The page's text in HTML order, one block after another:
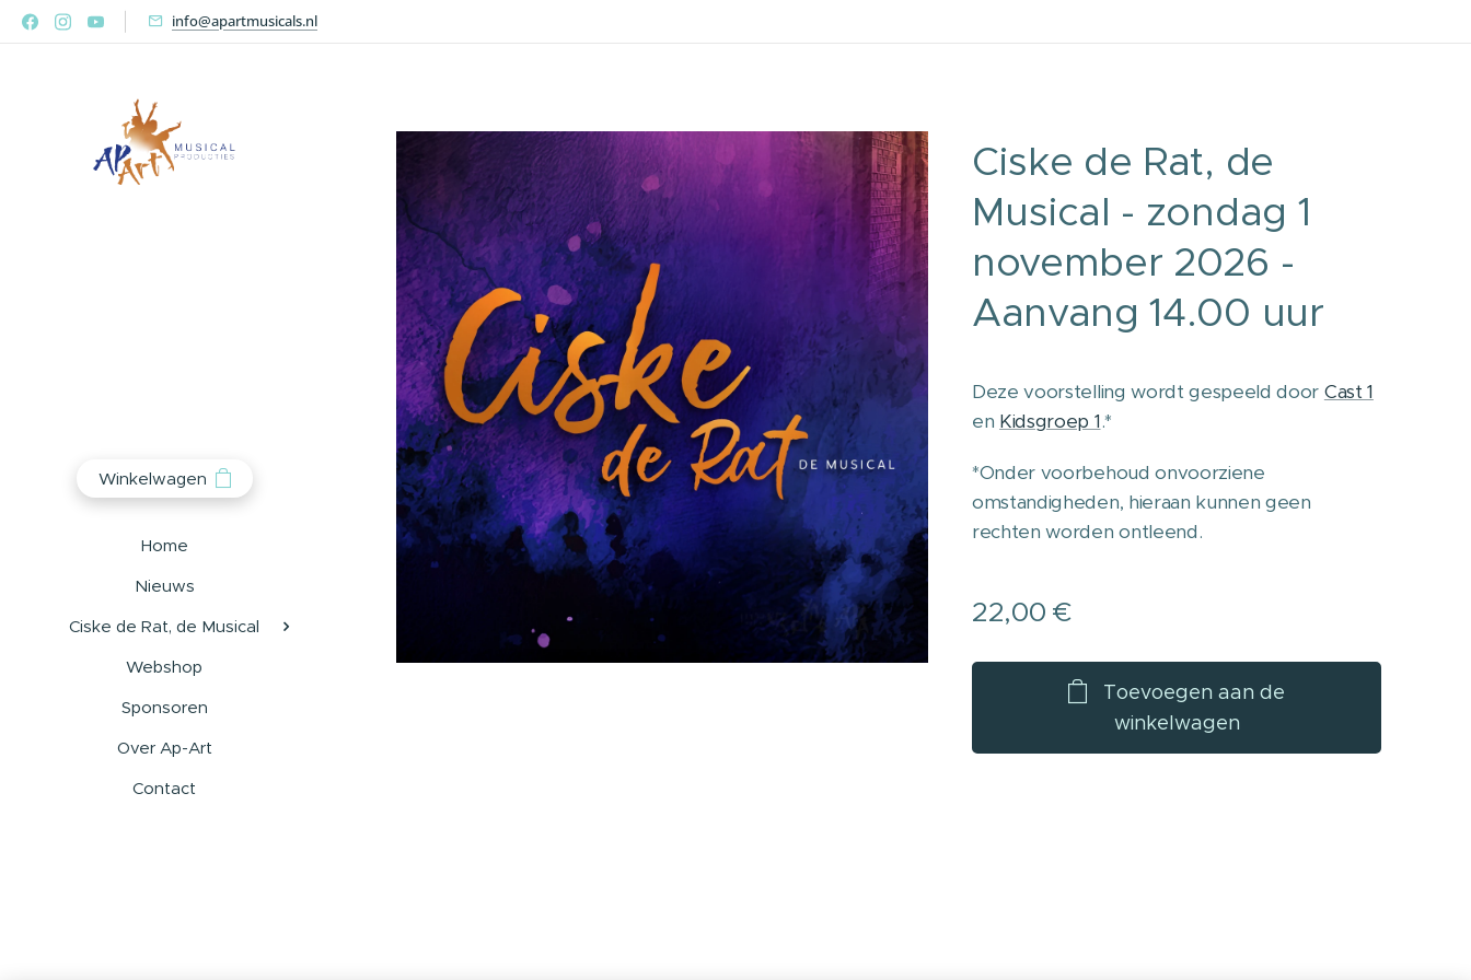
info@apartmusicals.nl
Winkelwagen
Home
Nieuws
Ciske de Rat, de Musical
Webshop
Sponsoren
Over Ap-Art
Contact
Ciske de Rat, de
Musical - zondag 1
november 2026 -
Aanvang 14.00 uur
Deze voorstelling wordt gespeeld door Cast 1
en Kidsgroep 1.*
*Onder voorbehoud onvoorziene
omstandigheden, hieraan kunnen geen
rechten worden ontleend.
22,00 €
Toevoegen aan de
winkelwagen